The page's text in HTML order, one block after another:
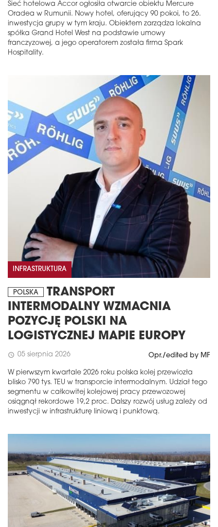
Sieć hotelowa Accor ogłosiła otwarcie obiektu Mercure
Oradea w Rumunii. Nowy hotel, oferujący 90 pokoi, to 26.
inwestycja grupy w tym kraju. Obiektem zarządza lokalna
spółka Grand Hotel West na podstawie umowy
franczyzowej, a jego operatorem została firma Spark
Hospitality.
INFRASTRUKTURA
POLSKA
TRANSPORT
INTERMODALNY WZMACNIA
POZYCJĘ POLSKI NA
LOGISTYCZNEJ MAPIE EUROPY
schedule 05 sierpnia 2026 Opr./edited by MF
W pierwszym kwartale 2026 roku polska kolej przewiozła
blisko 790 tys. TEU w transporcie intermodalnym. Udział tego
segmentu w całkowitej kolejowej pracy przewozowej
osiągnął rekordowe 19,2 proc. Dalszy rozwój usług zależy od
inwestycji w infrastrukturę liniową i punktową.